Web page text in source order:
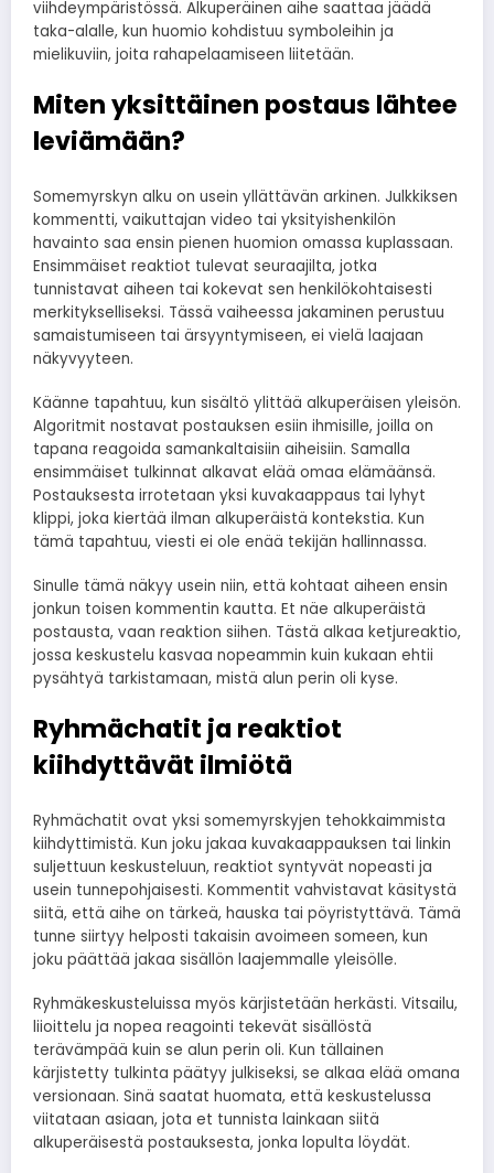
viihdeympäristössä. Alkuperäinen aihe saattaa jäädä
taka-alalle, kun huomio kohdistuu symboleihin ja
mielikuviin, joita rahapelaamiseen liitetään.
Miten yksittäinen postaus lähtee
leviämään?
Somemyrskyn alku on usein yllättävän arkinen. Julkkiksen
kommentti, vaikuttajan video tai yksityishenkilön
havainto saa ensin pienen huomion omassa kuplassaan.
Ensimmäiset reaktiot tulevat seuraajilta, jotka
tunnistavat aiheen tai kokevat sen henkilökohtaisesti
merkitykselliseksi. Tässä vaiheessa jakaminen perustuu
samaistumiseen tai ärsyyntymiseen, ei vielä laajaan
näkyvyyteen.
Käänne tapahtuu, kun sisältö ylittää alkuperäisen yleisön.
Algoritmit nostavat postauksen esiin ihmisille, joilla on
tapana reagoida samankaltaisiin aiheisiin. Samalla
ensimmäiset tulkinnat alkavat elää omaa elämäänsä.
Postauksesta irrotetaan yksi kuvakaappaus tai lyhyt
klippi, joka kiertää ilman alkuperäistä kontekstia. Kun
tämä tapahtuu, viesti ei ole enää tekijän hallinnassa.
Sinulle tämä näkyy usein niin, että kohtaat aiheen ensin
jonkun toisen kommentin kautta. Et näe alkuperäistä
postausta, vaan reaktion siihen. Tästä alkaa ketjureaktio,
jossa keskustelu kasvaa nopeammin kuin kukaan ehtii
pysähtyä tarkistamaan, mistä alun perin oli kyse.
Ryhmächatit ja reaktiot
kiihdyttävät ilmiötä
Ryhmächatit ovat yksi somemyrskyjen tehokkaimmista
kiihdyttimistä. Kun joku jakaa kuvakaappauksen tai linkin
suljettuun keskusteluun, reaktiot syntyvät nopeasti ja
usein tunnepohjaisesti. Kommentit vahvistavat käsitystä
siitä, että aihe on tärkeä, hauska tai pöyristyttävä. Tämä
tunne siirtyy helposti takaisin avoimeen someen, kun
joku päättää jakaa sisällön laajemmalle yleisölle.
Ryhmäkeskusteluissa myös kärjistetään herkästi. Vitsailu,
liioittelu ja nopea reagointi tekevät sisällöstä
terävämpää kuin se alun perin oli. Kun tällainen
kärjistetty tulkinta päätyy julkiseksi, se alkaa elää omana
versionaan. Sinä saatat huomata, että keskustelussa
viitataan asiaan, jota et tunnista lainkaan siitä
alkuperäisestä postauksesta, jonka lopulta löydät.